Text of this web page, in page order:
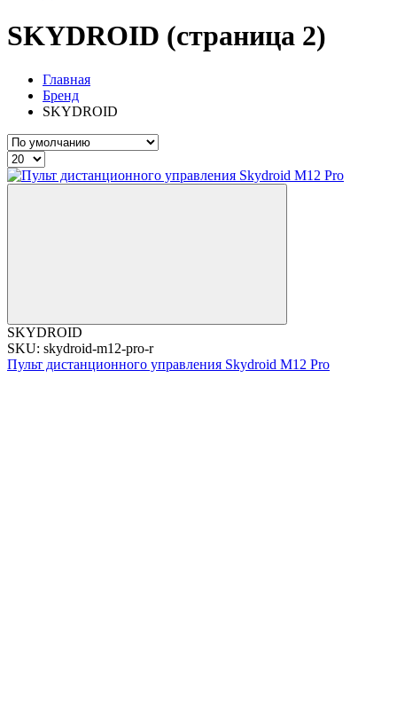
SKYDROID (страница 2)
Главная
Бренд
SKYDROID
SKYDROID
SKU: skydroid-m12-pro-r
Пульт дистанционного управления Skydroid M12 Pro